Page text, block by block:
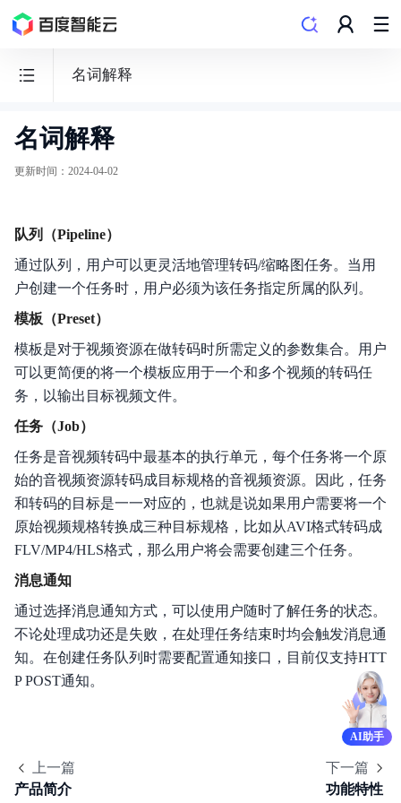
名词解释
音
视
理
MCP
功能发布记录
产品描述
产品计费
快速入门
操作指南
播放器SDK
服务端SDK
典型实践
常见问题
名词解释
更新时间 ： 2024-04-02
队列（Pipeline）
通过队列，用户可以更灵活地管理转码/缩略图任务。当用
户创建一个任务时，用户必须为该任务指定所属的队列。
模板（Preset）
模板是对于视频资源在做转码时所需定义的参数集合。用户
可以更简便的将一个模板应用于一个和多个视频的转码任
务，以输出目标视频文件。
任务（Job）
任务是音视频转码中最基本的执行单元，每个任务将一个原
始的音视频资源转码成目标规格的音视频资源。因此，任务
和转码的目标是一一对应的，也就是说如果用户需要将一个
原始视频规格转换成三种目标规格，比如从AVI格式转码成
FLV/MP4/HLS格式，那么用户将会需要创建三个任务。
消息通知
通过选择消息通知方式，可以使用户随时了解任务的状态。
不论处理成功还是失败，在处理任务结束时均会触发消息通
知。在创建任务队列时需要配置通知接口，目前仅支持HTT
P POST通知。
上一篇
产品简介
下一篇
功能特性
AI助手